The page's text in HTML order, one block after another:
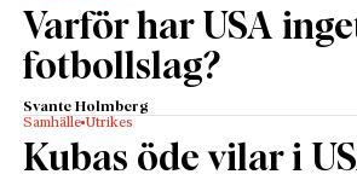
Varför har USA
fotbollslag?
Svante Holmberg
Samhälle Utrikes
Kubas öde vilar i